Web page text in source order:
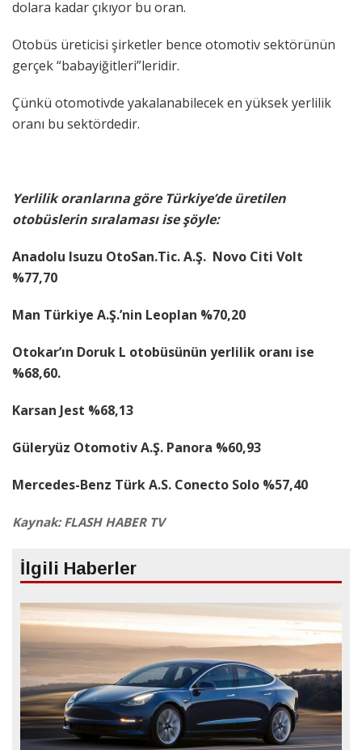
dolara kadar çıkıyor bu oran.
Otobüs üreticisi şirketler bence otomotiv sektörünün
gerçek “babayiğitleri”leridir.
Çünkü otomotivde yakalanabilecek en yüksek yerlilik
oranı bu sektördedir.
Yerlilik oranlarına göre Türkiye’de üretilen
otobüslerin sıralaması ise şöyle:
Anadolu Isuzu OtoSan.Tic. A.Ş. Novo Citi Volt
%77,70
Man Türkiye A.Ş.’nin Leoplan %70,20
Otokar’ın Doruk L otobüsünün yerlilik oranı ise
%68,60.
Karsan Jest %68,13
Güleryüz Otomotiv A.Ş. Panora %60,93
Mercedes-Benz Türk A.S. Conecto Solo %57,40
Kaynak: FLASH HABER TV
İlgili Haberler